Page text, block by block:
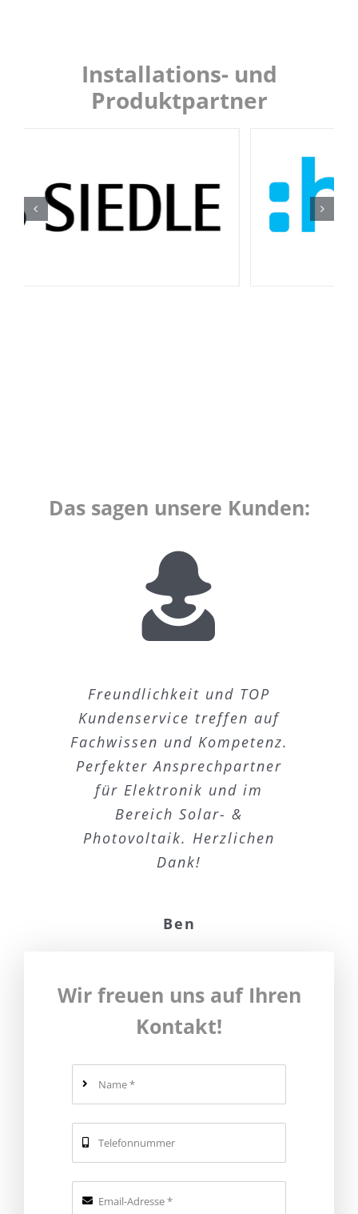
Installations- und
Produktpartner
Das sagen unsere Kunden:
Freundlichkeit und TOP
Kundenservice treffen auf
Fachwissen und Kompetenz.
Perfekter Ansprechpartner
für Elektronik und im
Bereich Solar- &
Photovoltaik. Herzlichen
Dank!
Ben
Schnell, zuverlässig und
absolut saubere Arbeit. Ich
kann ihn nur wärmstens
empfehlen.
Stefan Walzer
Top Dienstleister! Immer
freundlich, kompetent und
schnell. Klare Empfehlung!
Martin Weinbrenner
Schneller Termin. Guter
Elektriker, sehr
Lösungsorientiert und
erklärt im Detail was er
gemacht hat. Top!!!
Dimitra Venizelou
Fachkompetent und
zuverlässig. Empfehle ich
gerne weiter.
Olga Rothfuss
Wir freuen uns auf Ihren
Kontakt!